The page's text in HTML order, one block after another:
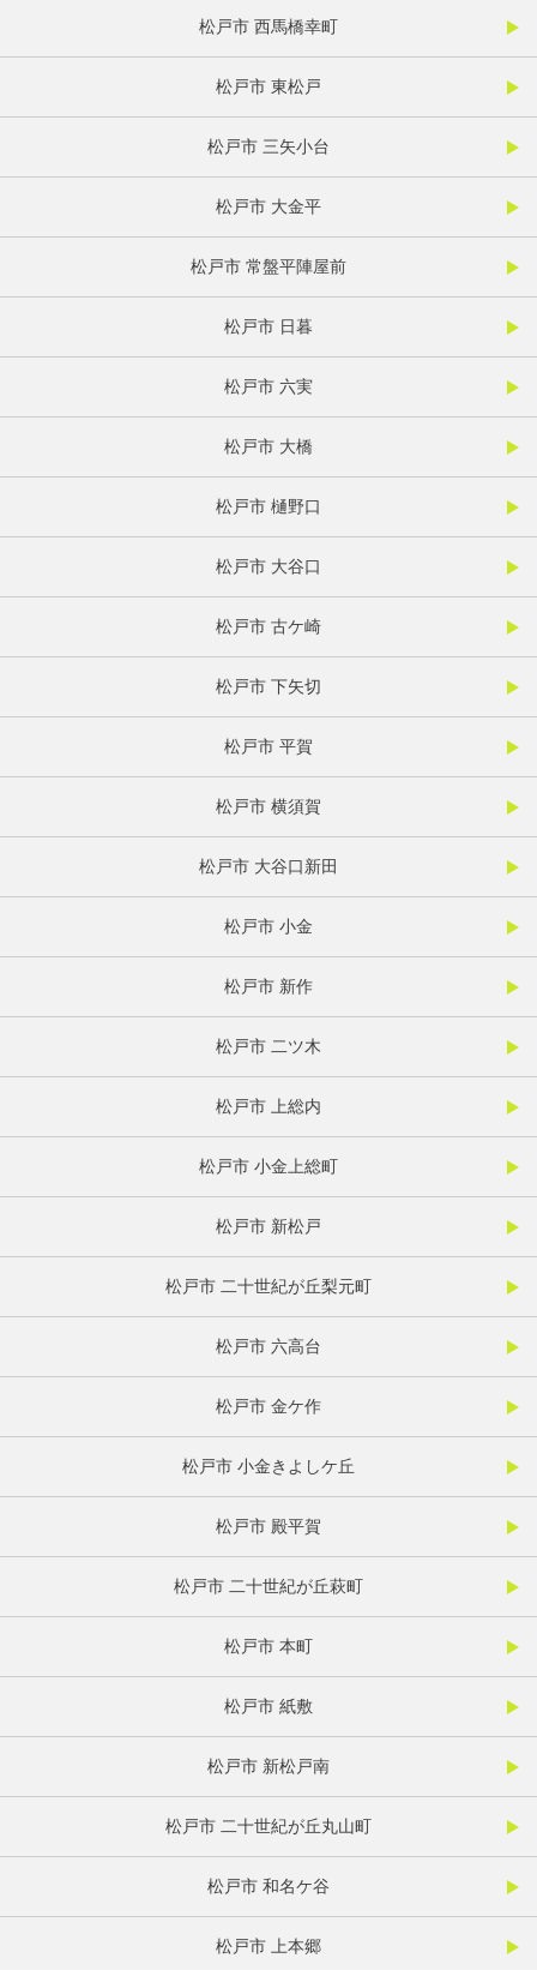
松戸市 西馬橋幸町
松戸市 東松戸
松戸市 三矢小台
松戸市 大金平
松戸市 常盤平陣屋前
松戸市 日暮
松戸市 六実
松戸市 大橋
松戸市 樋野口
松戸市 大谷口
松戸市 古ケ崎
松戸市 下矢切
松戸市 平賀
松戸市 横須賀
松戸市 大谷口新田
松戸市 小金
松戸市 新作
松戸市 二ツ木
松戸市 上総内
松戸市 小金上総町
松戸市 新松戸
松戸市 二十世紀が丘梨元町
松戸市 六高台
松戸市 金ケ作
松戸市 小金きよしケ丘
松戸市 殿平賀
松戸市 二十世紀が丘萩町
松戸市 本町
松戸市 紙敷
松戸市 新松戸南
松戸市 二十世紀が丘丸山町
松戸市 和名ケ谷
松戸市 上本郷